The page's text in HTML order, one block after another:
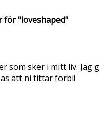
för "loveshaped"
som sker i mitt liv.
att ni tittar förbi!